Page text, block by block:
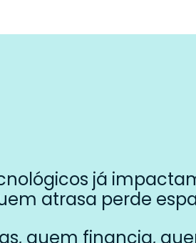
já
atrasa perde
quem financia,